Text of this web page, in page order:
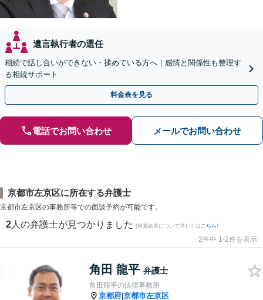
遺言執行者の選任
相続で話し合いができない・揉めている方へ｜感情と関係性も整理す
る相続サポート
料金表を見る
電話でお問い合わせ メールでお問い合わせ
京都市左京区に所在する弁護士
京都市左京区の事務所等での面談予約が可能です。
2 人の弁護士が見つかりました (検索結果について詳しくは こちら)
2件中 1-2件を表示
角田 龍平 弁護士
角田龍平の法律事務所
京都府|京都市左京区